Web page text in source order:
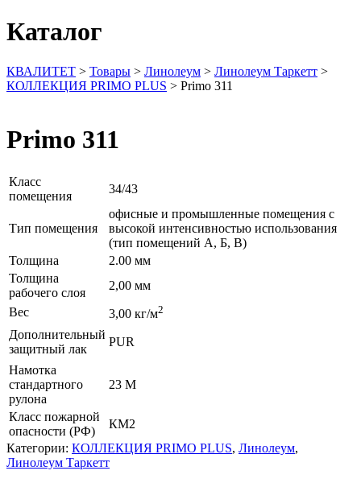
Каталог
КВАЛИТЕТ > Товары > Линолеум > Линолеум Таркетт >
КОЛЛЕКЦИЯ PRIMO PLUS > Primo 311
Primo 311
Класс
помещения
34/43
Тип помещения
офисные и промышленные помещения с
высокой интенсивностью использования
(тип помещений А, Б, В)
Толщина
2.00 мм
Толщина
рабочего слоя
2,00 мм
Вес
3,00 кг/м2
Дополнительный
защитный лак
PUR
Намотка
стандартного
рулона
23 М
Класс пожарной
опасности (РФ)
КМ2
Категории: КОЛЛЕКЦИЯ PRIMO PLUS, Линолеум,
Линолеум Таркетт